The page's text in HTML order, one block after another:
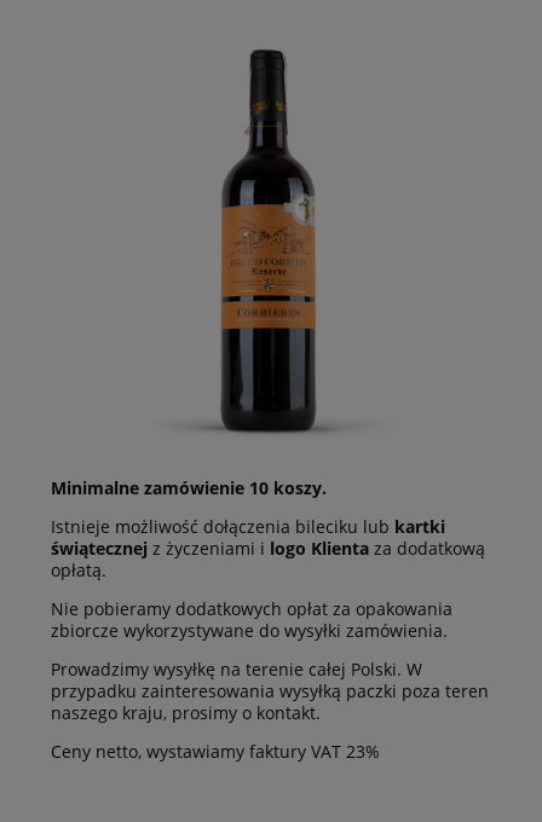
Minimalne zamówienie 10 koszy.
Istnieje możliwość dołączenia bileciku lub kartki
świątecznej z życzeniami i logo Klienta za dodatkową
opłatą.
Nie pobieramy dodatkowych opłat za opakowania
zbiorcze wykorzystywane do wysyłki zamówienia.
Prowadzimy wysyłkę na terenie całej Polski. W
przypadku zainteresowania wysyłką paczki poza teren
naszego kraju, prosimy o kontakt.
Ceny netto, wystawiamy faktury VAT 23%